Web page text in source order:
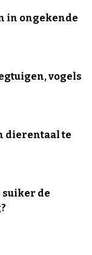
in ongekende
vogels
dierentaal te
suiker de